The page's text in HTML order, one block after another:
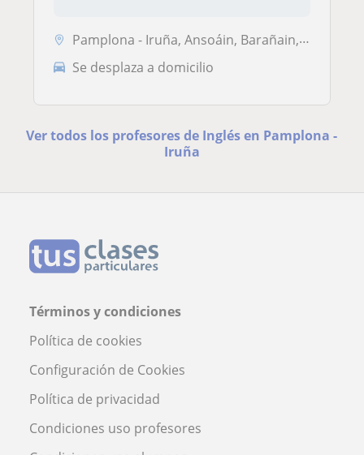
Pamplona - Iruña, Ansoáin, Barañain, Burlada - Burlata
Se desplaza a domicilio
Ver todos los profesores de Inglés en Pamplona -
Iruña
Términos y condiciones
Política de cookies
Configuración de Cookies
Política de privacidad
Condiciones uso profesores